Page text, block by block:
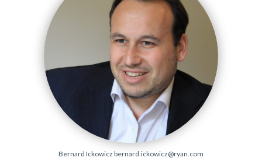
Bernard Ickowicz bernard.ickowicz@ryan.com